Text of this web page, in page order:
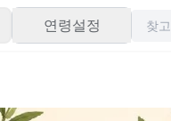
연령설정